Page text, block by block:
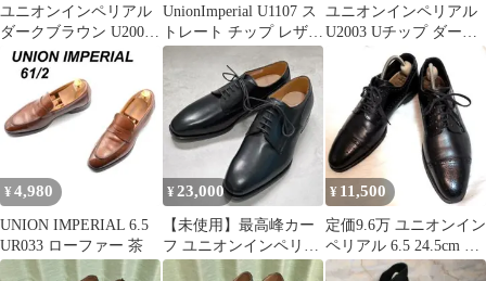
ユニオンインペリアル
ダークブラウン U2002
メダリオン 革靴 7EE
UnionImperial U1107 ス
トレート チップ レザー
.
ユニオンインペリアル
U2003 Uチップ ダーク
ブラウン 7.5EE
¥ 4,980
UNION IMPERIAL 6.5
UR033 ローファー 茶
¥23,000
【未使用】最高峰カー
フ ユニオンインペリア
ル プレーントゥ 黒 メ
¥ 11,500
定価9.6万 ユニオンイン
ペリアル 6.5 24.5cm ビ
ジネス 革靴 黒